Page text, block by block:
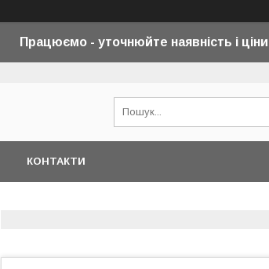
Працюємо - уточнюйте наявність і
КОНТАКТИ